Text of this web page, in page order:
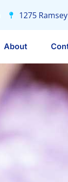
1275
About